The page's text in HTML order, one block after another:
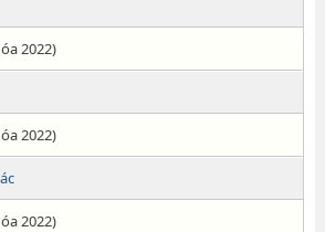
2022)
2022)
2022)